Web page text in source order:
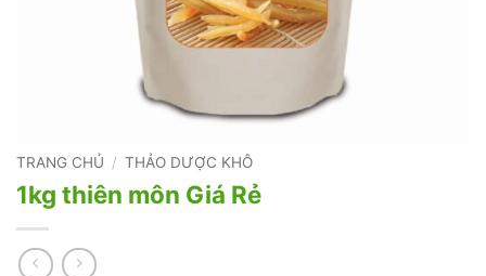
TRANG CHỦ / THẢO DƯỢC KHÔ
1kg thiên môn Giá Rẻ